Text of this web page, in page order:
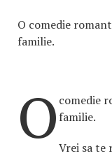
O comedie
familie.
O comedie
familie.
Vrei sa te